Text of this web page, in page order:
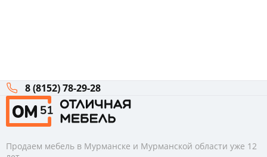
8 (8152) 78-29-28
Продаем мебель в Мурманске и Мурманской области уже 12